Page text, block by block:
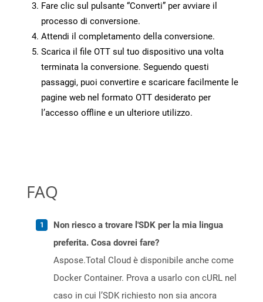
Fare clic sul pulsante “Converti” per avviare il
processo di conversione.
Attendi il completamento della conversione.
Scarica il file OTT sul tuo dispositivo una volta
terminata la conversione. Seguendo questi
passaggi, puoi convertire e scaricare facilmente le
pagine web nel formato OTT desiderato per
l’accesso offline e un ulteriore utilizzo.
FAQ
Non riesco a trovare l'SDK per la mia lingua
preferita. Cosa dovrei fare?
Aspose.Total Cloud è disponibile anche come
Docker Container. Prova a usarlo con cURL nel
caso in cui l’SDK richiesto non sia ancora